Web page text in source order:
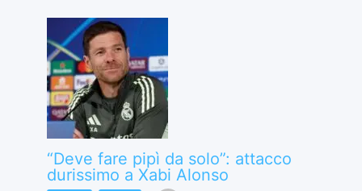
“Deve fare pipì da solo”: attacco
durissimo a Xabi Alonso